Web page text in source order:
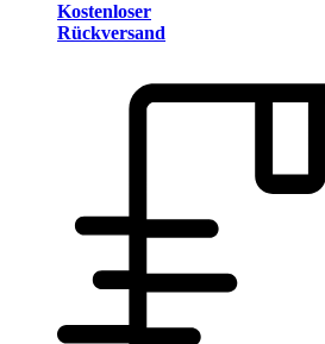
Kostenloser
Rückversand